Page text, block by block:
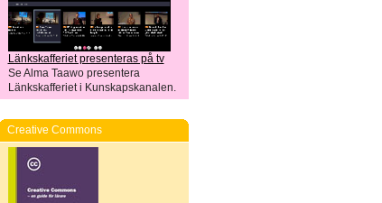
Länkskafferiet presenteras på tv
Se Alma Taawo presentera
Länkskafferiet i Kunskapskanalen.
Creative Commons